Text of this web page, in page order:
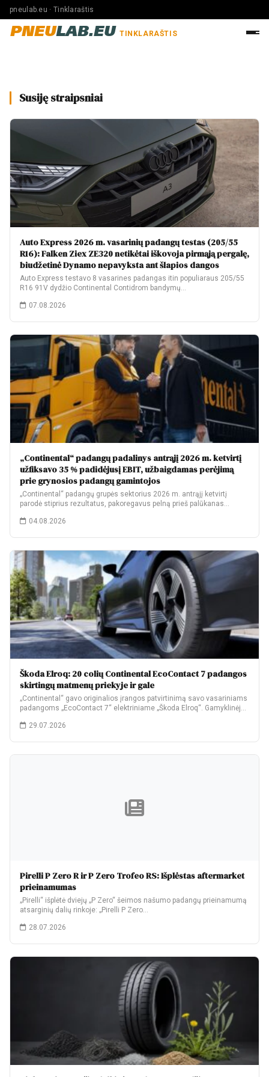
pneulab.eu · Tinklaraštis
PNEULAB.EU TINKLARAŠTIS
Susiję straipsniai
Auto Express 2026 m. vasarinių padangų testas (205/55
R16): Falken Ziex ZE320 netikėtai iškovoja pirmąją pergalę,
biudžetinė Dynamo nepavyksta ant šlapios dangos
Auto Express testavo 8 vasarines padangas itin populiaraus 205/55
R16 91V dydžio Continental Contidrom bandymų…
07.08.2026
„Continental“ padangų padalinys antrąjį 2026 m. ketvirtį
užfiksavo 35 % padidėjusį EBIT, užbaigdamas perėjimą
prie grynosios padangų gamintojos
„Continental“ padangų grupės sektorius 2026 m. antrąjį ketvirtį
parodė stiprius rezultatus, pakoregavus pelną prieš palūkanas…
04.08.2026
Škoda Elroq: 20 colių Continental EcoContact 7 padangos
skirtingų matmenų priekyje ir gale
„Continental“ gavo originalios įrangos patvirtinimą savo vasariniams
padangoms „EcoContact 7“ elektriniame „Škoda Elroq“. Gamyklinėje
29.07.2026
Pirelli P Zero R ir P Zero Trofeo RS: Išplėstas aftermarket
prieinamumas
„Pirelli“ išplėtė dviejų „P Zero“ šeimos našumo padangų prieinamumą
atsarginių dalių rinkoje: „Pirelli P Zero…
28.07.2026